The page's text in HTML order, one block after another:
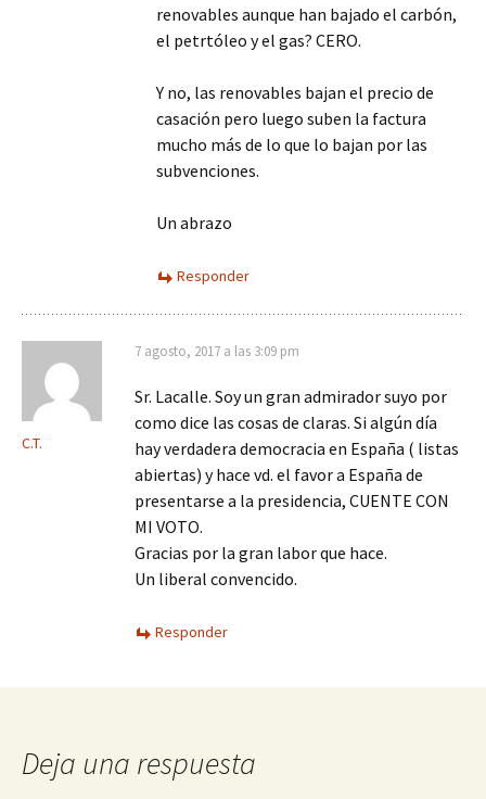
renovables aunque han bajado el carbón,
el petrtóleo y el gas? CERO.
Y no, las renovables bajan el precio de
casación pero luego suben la factura
mucho más de lo que lo bajan por las
subvenciones.
Un abrazo
Responder
C.T.
7 agosto, 2017 a las 3:09 pm
Sr. Lacalle. Soy un gran admirador suyo por
como dice las cosas de claras. Si algún día
hay verdadera democracia en España ( listas
abiertas) y hace vd. el favor a España de
presentarse a la presidencia, CUENTE CON
MI VOTO.
Gracias por la gran labor que hace.
Un liberal convencido.
Responder
Deja una respuesta